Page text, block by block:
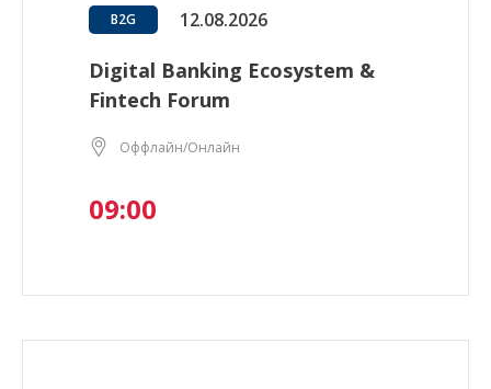
B2G 12.08.2026
Digital Banking Ecosystem &
Fintech Forum
Оффлайн/Онлайн
09:00